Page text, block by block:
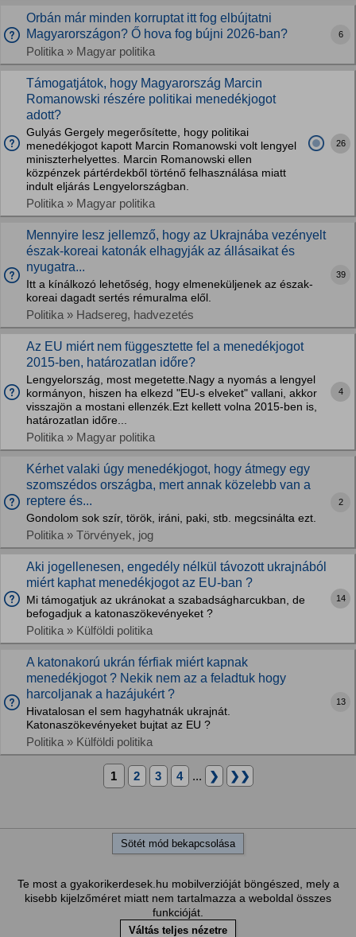
Orbán már minden korruptat itt fog elbújtatni
Magyarországon? Ő hova fog bújni 2026-ban?
Politika » Magyar politika
6
Támogatjátok, hogy Magyarország Marcin
Romanowski részére politikai menedékjogot
adott?
Gulyás Gergely megerősítette, hogy politikai
menedékjogot kapott Marcin Romanowski volt lengyel
miniszterhelyettes. Marcin Romanowski ellen
közpénzek pártérdekből történő felhasználása miatt
indult eljárás Lengyelországban.
Politika » Magyar politika
26
Mennyire lesz jellemző, hogy az Ukrajnába vezényelt
észak-koreai katonák elhagyják az állásaikat és
nyugatra...
Itt a kínálkozó lehetőség, hogy elmeneküljenek az észak-
koreai dagadt sertés rémuralma elől.
Politika » Hadsereg, hadvezetés
39
Az EU miért nem függesztette fel a menedékjogot
2015-ben, határozatlan időre?
Lengyelország, most megetette.Nagy a nyomás a lengyel
kormányon, hiszen ha elkezd "EU-s elveket" vallani, akkor
visszajön a mostani ellenzék.Ezt kellett volna 2015-ben is,
határozatlan időre...
Politika » Magyar politika
4
Kérhet valaki úgy menedékjogot, hogy átmegy egy
szomszédos országba, mert annak közelebb van a
reptere és...
Gondolom sok szír, török, iráni, paki, stb. megcsinálta ezt.
Politika » Törvények, jog
2
Aki jogellenesen, engedély nélkül távozott ukrajnából
miért kaphat menedékjogot az EU-ban ?
Mi támogatjuk az ukránokat a szabadságharcukban, de
befogadjuk a katonaszökevényeket ?
Politika » Külföldi politika
14
A katonakorú ukrán férfiak miért kapnak
menedékjogot ? Nekik nem az a feladtuk hogy
harcoljanak a hazájukért ?
Hivatalosan el sem hagyhatnák ukrajnát.
Katonaszökevényeket bujtat az EU ?
Politika » Külföldi politika
13
1 2 3 4 ... ❯ ❯❯
Sötét mód bekapcsolása
Te most a gyakorikerdesek.hu mobilverzióját böngészed, mely a
kisebb kijelzőméret miatt nem tartalmazza a weboldal összes
funkcióját.
Váltás teljes nézetre